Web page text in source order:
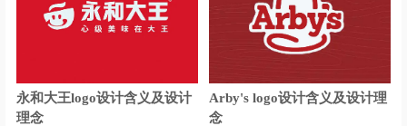
太阳能logo设计 投影仪logo设计
投资管理logo设计 托儿所logo设计
永和大王logo设计含义及设计
理念
Arby's logo设计含义及设计理
念